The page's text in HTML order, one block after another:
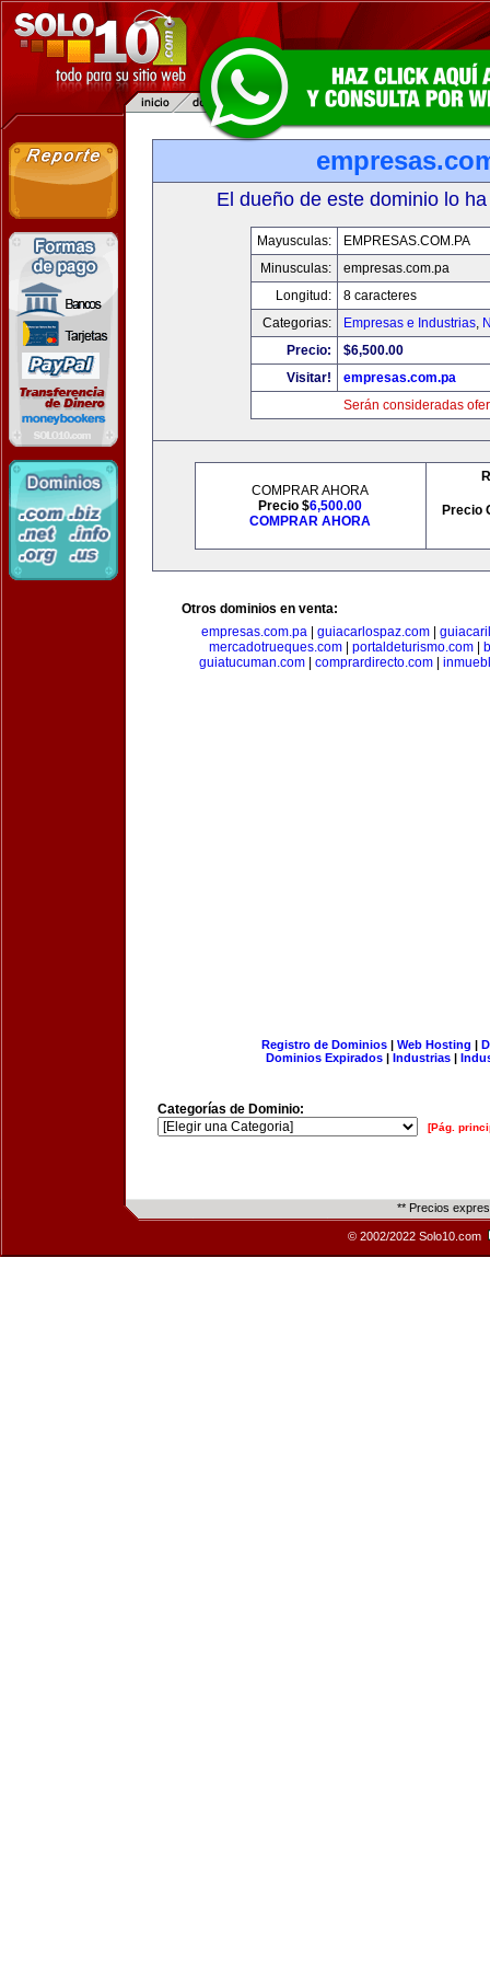
El dueño de este dominio lo
Mayusculas:
EMPRESAS.COM.PA
Minusculas:
empresas.com.pa
Longitud:
8 caracteres
Categorias:
Empresas e Industrias,
Precio:
$6,500.00
Visitar!
empresas.com.pa
Serán consideradas
COMPRAR AHORA
Precio $6,500.00
COMPRAR AHORA
Precio
Otros dominios en venta:
empresas.com.pa| guiacarlospaz.com|
mercadotrueques.com| portaldeturismo.com|
guiatucuman.com
comprardirecto.com
Registro de Dominios| Web Hosting |
Dominios Expirados | Industrias |
Categorías de Dominio:
[Pág.
** Precios
© 2002/2022 Solo10.com